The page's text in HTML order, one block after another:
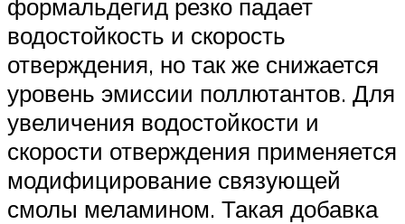
формальдегид резко падает
водостойкость и скорость
отверждения, но так же снижается
уровень эмиссии поллютантов. Для
увеличения водостойкости и
скорости отверждения применяется
модифицирование связующей
смолы меламином. Такая добавка